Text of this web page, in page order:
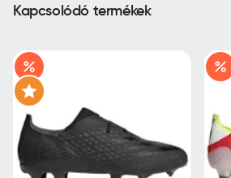
Kapcsolódó termékek